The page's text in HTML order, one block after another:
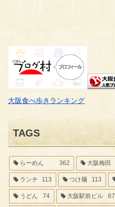
大阪食べ歩きランキング
TAGS
らーめん 362 大阪梅田
ランチ 113 つけ麺 113
うどん 74 大阪駅前ビル 67